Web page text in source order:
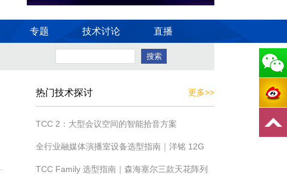
专题 技术讨论 直播
热门技术探讨 更多>>
TCC 2：大型会议空间的智能拾音方案
全行业融媒体演播室设备选型指南｜洋铭 12G
全硬件国产一体化解决方案
TCC Family 选型指南｜森海塞尔三款天花阵列